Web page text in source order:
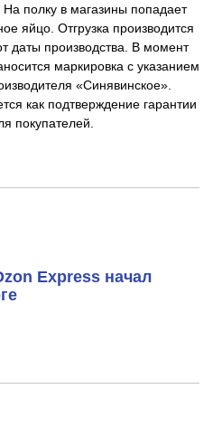
полку в магазины попадает
яйцо. Отгрузка производится
даты производства. В момент
маркировка с указанием
«Синявинское».
как подтверждение гарантии
покупателей.
Express начал